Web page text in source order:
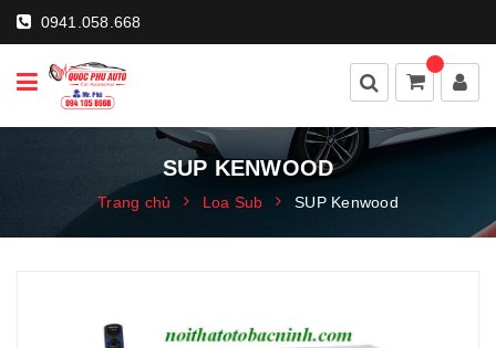
0941.058.668
SUP KENWOOD
Trang chủ Loa Sub SUP Kenwood